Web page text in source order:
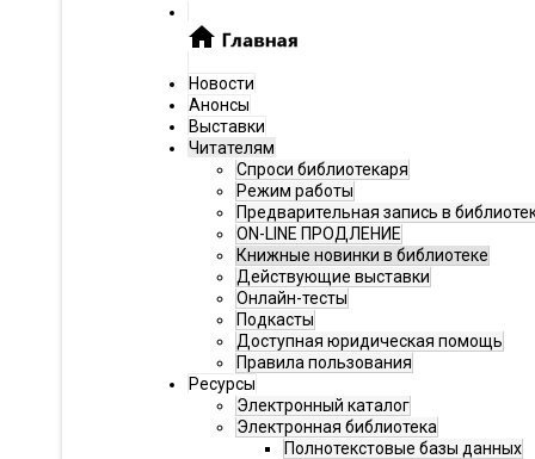
Новости
Анонсы
Выставки
Читателям
Спроси библиотекаря
Режим работы
Предварительная запись в
ON-LINE ПРОДЛЕНИЕ
Книжные новинки в библиотеке
Действующие выставки
Онлайн-тесты
Подкасты
Доступная юридическая помощь
Правила пользования
Ресурсы
Электронный каталог
Электронная библиотека
Полнотекстовые базы данных